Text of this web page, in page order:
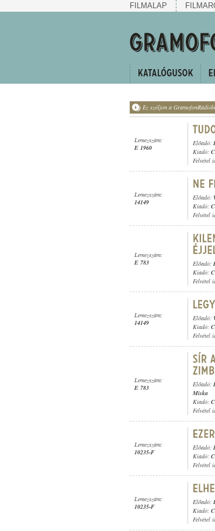
FILMALAP
Ez szóljon a
Lemezszám:
E 1960
Előadó:
Kiadó:
Felvétel
Lemezszám:
14149
Előadó:
Kiadó:
Felvétel
Lemezszám:
E 783
Előadó:
Kiadó:
Felvétel
Lemezszám:
14149
Előadó:
Kiadó:
Felvétel
Lemezszám:
E 783
Előadó:
Miska
Kiadó:
Felvétel
Lemezszám:
10235-F
Előadó:
Kiadó:
Felvétel
Lemezszám:
10235-F
Előadó:
Kiadó:
Felvétel